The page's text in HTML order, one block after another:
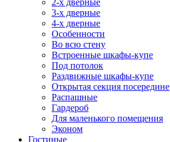
2-х дверные
3-х дверные
4-х дверные
Особенности
Во всю стену
Встроенные шкафы-купе
Под потолок
Раздвижные шкафы-купе
Открытая секция посередине
Распашные
Гардероб
Для маленького помещения
Эконом
Гостиные